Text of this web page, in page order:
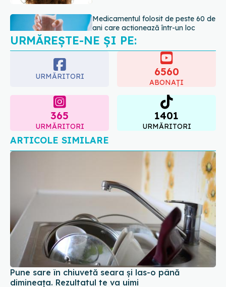
Transpirații nocturne: semnul ignorat
care poate ascunde probleme
serioase de sănătate
08.08.2026, 20:00
URMĂREȘTE-NE ȘI PE:
URMĂRITORI 6560
ABONAȚI
URMĂRITORI
1401
URMĂRITORI
ARTICOLE SIMILARE
Pune sare în chiuvetă seara și las-o până
dimineața. Rezultatul te va uimi
27 dec 2025, 19:51